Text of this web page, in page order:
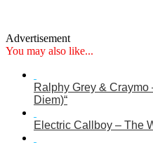
Advertisement
You may also like...
Ralphy Grey & Craymo
Diem)“
Electric Callboy – The